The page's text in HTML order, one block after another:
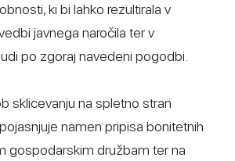
ki bi lahko rezultirala v
javnega naročila ter v
po zgoraj navedeni pogodbi.
sklicevanju na spletno stran
namen pripisa bonitetnih
gospodarskim družbam ter na